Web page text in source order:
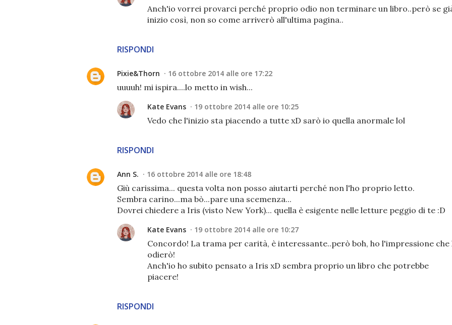
RISPONDI
Anch'io vorrei provarci perché proprio odio non terminare un libro..però se
inizio così, non so come arriverò all'ultima pagina..
Pixie&Thorn 16 ottobre 2014 alle ore 17:22
uuuuh! mi ispira....lo metto in wish...
RISPONDI
Kate Evans 19 ottobre 2014 alle ore 10:25
Vedo che l'inizio sta piacendo a tutte xD sarò io quella anormale lol
Ann S. 16 ottobre 2014 alle ore 18:48
Giù carissima... questa volta non posso aiutarti perché non l'ho proprio letto.
Sembra carino...ma bò...pare una scemenza...
Dovrei chiedere a Iris (visto New York)... quella è esigente nelle letture peggio di te :D
RISPONDI
Kate Evans 19 ottobre 2014 alle ore 10:27
Concordo! La trama per carità, è interessante..però boh, ho l'impressione che
odierò!
Anch'io ho subito pensato a Iris xD sembra proprio un libro che potrebbe
piacere!